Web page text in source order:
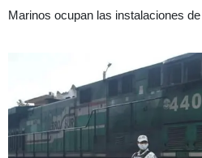
Marinos ocupan las instalaciones